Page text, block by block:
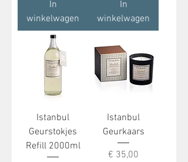
In
winkelwagen
In
winkelwagen
Istanbul
Geurstokjes
Refill 2000ml
Istanbul
Geurkaars
Prijs
€ 35,00